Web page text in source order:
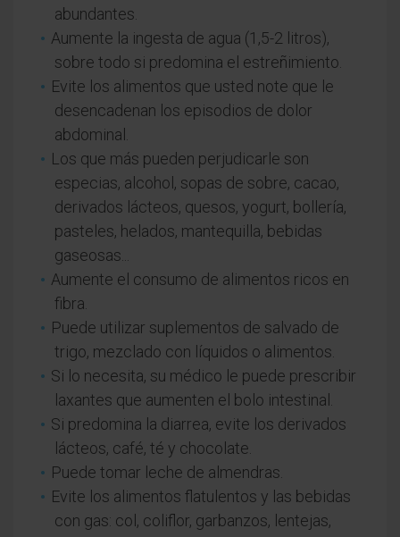
abundantes.
Aumente la ingesta de agua (1,5-2 litros),
sobre todo si predomina el estreñimiento.
Evite los alimentos que usted note que le
desencadenan los episodios de dolor
abdominal.
Los que más pueden perjudicarle son
especias, alcohol, sopas de sobre, cacao,
derivados lácteos, quesos, yogurt, bollería,
pasteles, helados, mantequilla, bebidas
gaseosas...
Aumente el consumo de alimentos ricos en
fibra.
Puede utilizar suplementos de salvado de
trigo, mezclado con líquidos o alimentos.
Si lo necesita, su médico le puede prescribir
laxantes que aumenten el bolo intestinal.
Si predomina la diarrea, evite los derivados
lácteos, café, té y chocolate.
Puede tomar leche de almendras.
Evite los alimentos flatulentos y las bebidas
con gas: col, coliflor, garbanzos, lentejas,